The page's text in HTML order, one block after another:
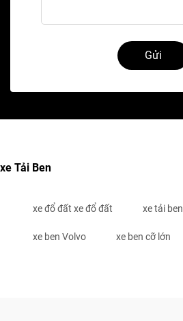
Gửi
xe Tải Ben
xe đổ đất xe đổ đất xe tải ben
xe ben Volvo xe ben cỡ lớn